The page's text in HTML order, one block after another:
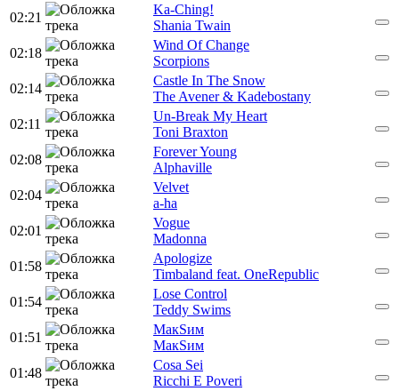
02:21
Ka-Ching!
Shania Twain
02:18
Wind Of Change
Scorpions
02:14
Castle In The Snow
The Avener & Kadebostany
02:11
Un-Break My Heart
Toni Braxton
02:08
Forever Young
Alphaville
02:04
Velvet
a-ha
02:01
Vogue
Madonna
01:58
Apologize
Timbaland feat. OneRepublic
01:54
Lose Control
Teddy Swims
01:51
МакSим
МакSим
01:48
Cosa Sei
Ricchi E Poveri